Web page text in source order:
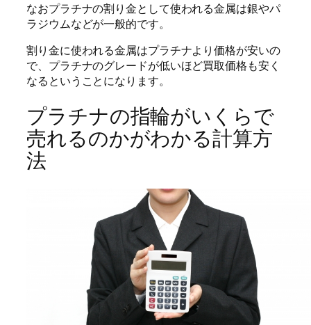
なおプラチナの割り金として使われる金属は銀やパ
ラジウムなどが一般的です。
割り金に使われる金属はプラチナより価格が安いの
で、プラチナのグレードが低いほど買取価格も安く
なるということになります。
プラチナの指輪がいくらで
売れるのかがわかる計算方
法